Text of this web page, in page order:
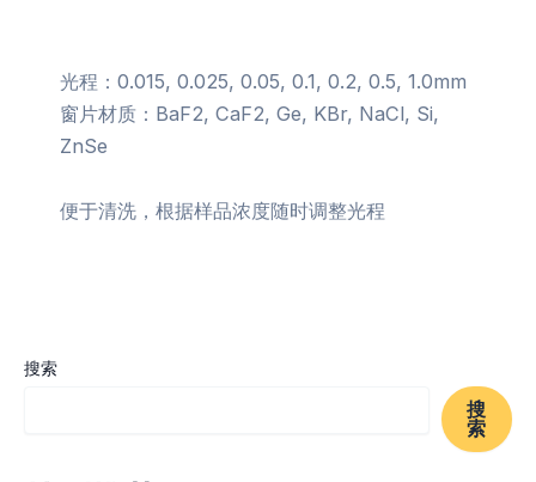
光程：0.015, 0.025, 0.05, 0.1, 0.2, 0.5, 1.0mm
窗片材质：BaF2, CaF2, Ge, KBr, NaCl, Si,
ZnSe
便于清洗，根据样品浓度随时调整光程
搜索
搜
索